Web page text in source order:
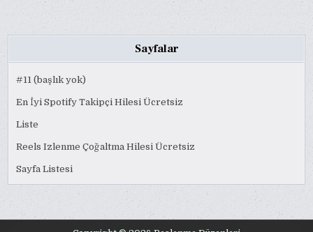
Sayfalar
#11 (başlık yok)
En İyi Spotify Takipçi Hilesi Ücretsiz
Liste
Reels Izlenme Çoğaltma Hilesi Ücretsiz
Sayfa Listesi